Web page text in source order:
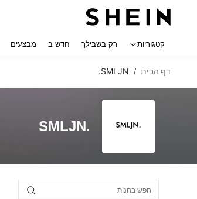
קטגוריות רק בשבילך חדש ב מבצעים
דף הבית /
SMLJN.
SMLJN.